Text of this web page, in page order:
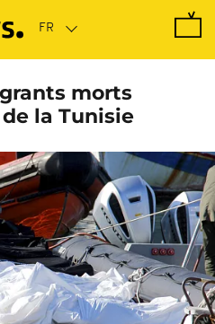
morts
la Tunisie